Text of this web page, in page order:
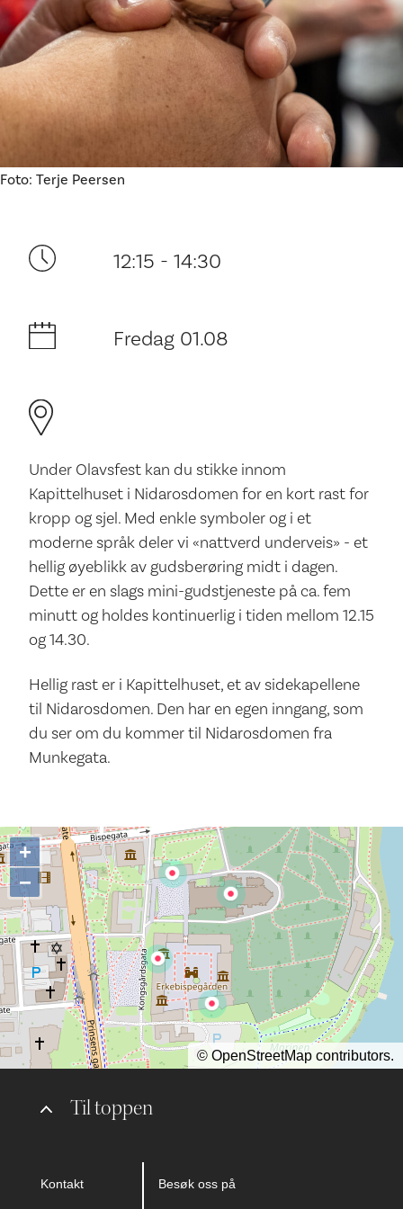
Ditt besøk
Foto: Terje Peersen
12:15 - 14:30
Fredag 01.08
Under Olavsfest kan du stikke innom
Kapittelhuset i Nidarosdomen for en kort rast for
kropp og sjel. Med enkle symboler og i et
moderne språk deler vi «nattverd underveis» - et
hellig øyeblikk av gudsberøring midt i dagen.
Dette er en slags mini-gudstjeneste på ca. fem
minutt og holdes kontinuerlig i tiden mellom 12.15
og 14.30.
Hellig rast er i Kapittelhuset, et av sidekapellene
til Nidarosdomen. Den har en egen inngang, som
du ser om du kommer til Nidarosdomen fra
Munkegata.
Til toppen
Kontakt Besøk oss på
+
−
© OpenStreetMap contributors.